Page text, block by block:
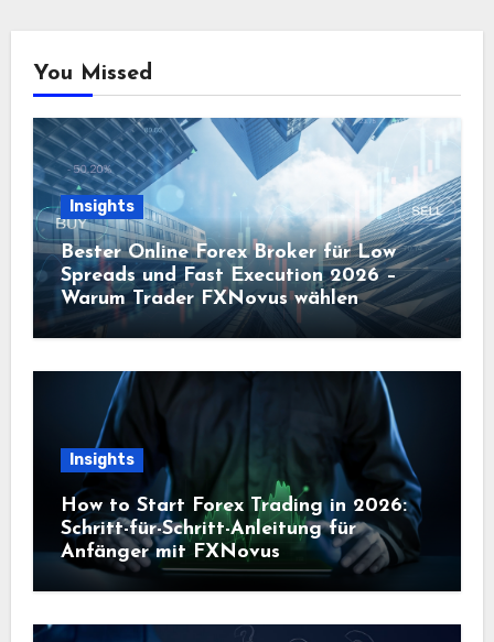
You Missed
Insights
Bester Online Forex Broker für Low
Spreads und Fast Execution 2026 –
Warum Trader FXNovus wählen
Insights
How to Start Forex Trading in 2026:
Schritt-für-Schritt-Anleitung für
Anfänger mit FXNovus